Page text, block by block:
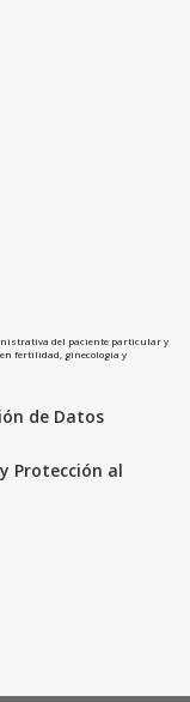
del paciente particular y
fertilidad, ginecología y
de Datos
Protección al